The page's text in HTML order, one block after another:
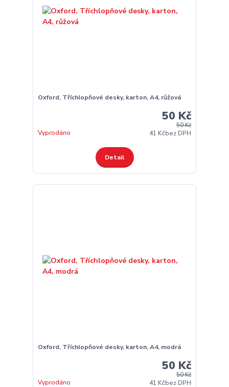
Oxford, Tříchlopňové desky, karton, A4, růžová
50 Kč
50 Kč
41 Kčbez DPH
Vyprodáno
Detail
Oxford, Tříchlopňové desky, karton, A4, modrá
50 Kč
50 Kč
41 Kčbez DPH
Vyprodáno